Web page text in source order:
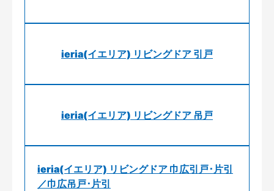
ieria(イエリア) リビングドア 引戸
ieria(イエリア) リビングドア 吊戸
ieria(イエリア) リビングドア 巾広引戸･片引
／巾広吊戸･片引